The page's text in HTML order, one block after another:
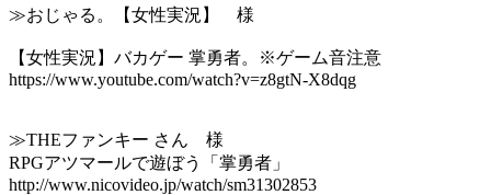
≫おじゃる。【女性実況】 様
【女性実況】バカゲー 掌勇者。※ゲーム音注意
https://www.youtube.com/watch?v=z8gtN-X8dqg
≫THEファンキー さん 様
RPGアツマールで遊ぼう「掌勇者」
http://www.nicovideo.jp/watch/sm31302853